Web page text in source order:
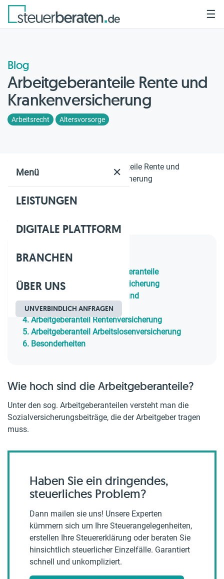
Menü ✕
LEISTUNGEN
DIGITALE PLATTFORM
BRANCHEN
ÜBER UNS
UNVERBINDLICH ANFRAGEN
☰
Blog
Arbeitgeberanteile Rente und
Krankenversicherung
Arbeitsrecht Altersvorsorge
Home
Arbeitgeberanteile Rente und
Krankenversicherung
Inhaltsverzeichnis
Wie hoch sind die Arbeitgeberanteile
2. Arbeitgeberanteil Sozialversicherung
Arbeitgeberanteil Kranken- und
Pflegeversicherung
4. Arbeitgeberanteil Rentenversicherung
5. Arbeitgeberanteil Arbeitslosenversicherung
6. Besonderheiten
Wie hoch sind die Arbeitgeberanteile?
Unter den sog. Arbeitgeberanteilen versteht man die
Sozialversicherungsbeiträge, die der Arbeitgeber tragen
muss.
Haben Sie ein dringendes,
steuerliches Problem?
Dann mailen sie uns! Unsere Experten
kümmern sich um Ihre Steuerangelegenheiten,
erstellen Ihre Steuererklärung oder beraten Sie
hinsichtlich steuerlicher Einzelfälle. Garantiert
schnell und unkompliziert.